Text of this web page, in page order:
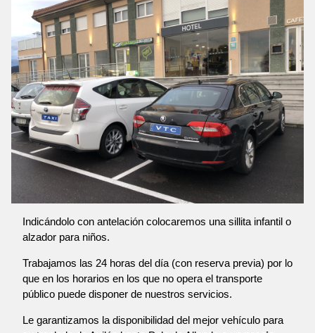
Indicándolo con antelación colocaremos una sillita infantil o
alzador para niños.
Trabajamos las 24 horas del día (con reserva previa) por lo
que en los horarios en los que no opera el transporte
público puede disponer de nuestros servicios.
Le garantizamos la disponibilidad del mejor vehículo para